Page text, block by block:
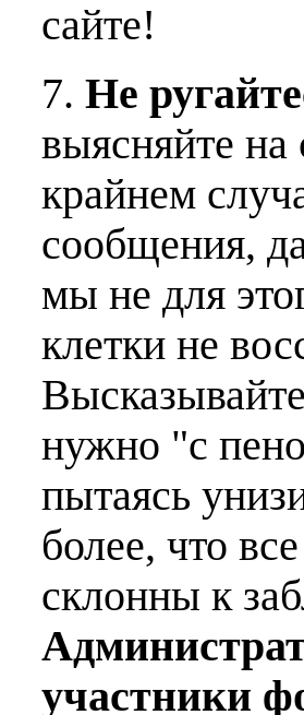
сайте!
7. Не
выясняйте
крайнем
сообщения,
мы не для
клетки не
нужно "с
пытаясь
более, что
склонны к
участники